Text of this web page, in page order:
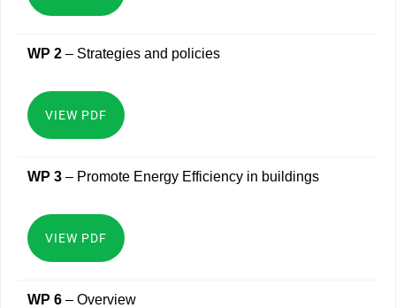
WP 2 – Strategies and policies
VIEW PDF
WP 3 – Promote Energy Efficiency in buildings
VIEW PDF
WP 6 – Overview